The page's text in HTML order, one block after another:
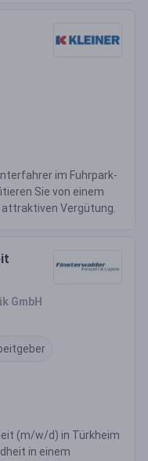
im Fuhrpark-
Sie von einem
Vergütung.
GmbH
(m/w/d) in Türkheim
in einem